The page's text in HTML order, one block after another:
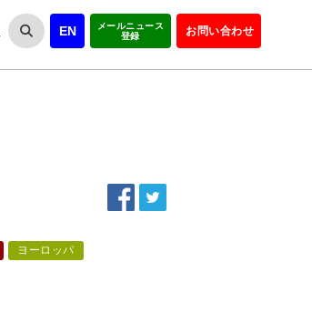
EN
メールニュース
登録
お問い合わせ
ヨーロッパ